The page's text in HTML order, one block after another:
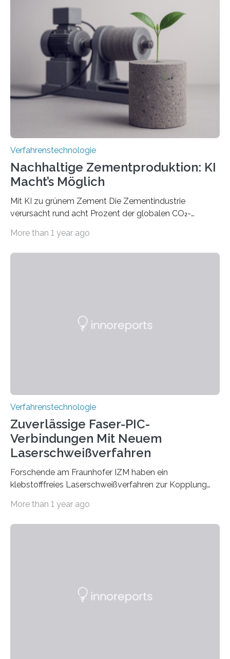
RWTH Aachen den Strahl eines Ultrakurzpulslasers
mithilfe eines Spatial Light Modulators (SLM) exakt in
das gewünschte Muster und bringen es direkt auf die
Werkstückoberfläche. Das beschleunigt die
Bearbeitung deutlich und eröffnet neue Möglichkeiten
für Branchen wie die stahl- und metallverarbeitende
Industrie oder die Glasverarbeitung. Erste Tests…
Verfahrenstechnologie
Nachhaltige Zementproduktion: KI
Macht’s Möglich
Mit KI zu grünem Zement Die Zementindustrie
verursacht rund acht Prozent der globalen CO₂-
Flugverkehr. Forschende am Paul Scherrer Institut PSI
brennen, der Grundstoff für baufertigen Zement. Wenig
More than 1 year ago
Verfahrenstechnologie
Zuverlässige Faser-PIC-
Verbindungen Mit Neuem
Laserschweißverfahren
Forschende am Fraunhofer IZM haben ein
klebstofffreies Laserschweißverfahren zur Kopplung
optischen Glasfasern realisiert, welches auch in
Tieftemperaturumgebung ist unerlässlich zur
More than 1 year ago